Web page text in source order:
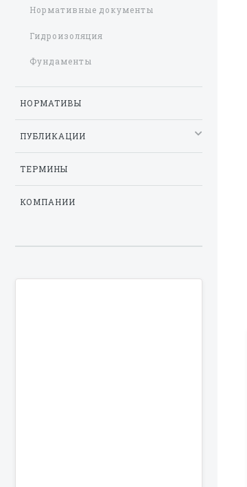
Нормативные документы
Гидроизоляция
Фундаменты
НОРМАТИВЫ
ПУБЛИКАЦИИ
ТЕРМИНЫ
КОМПАНИИ